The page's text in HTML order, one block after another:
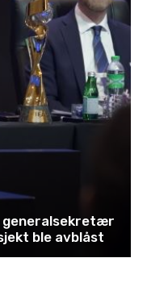
generalsekretær
ble avblåst